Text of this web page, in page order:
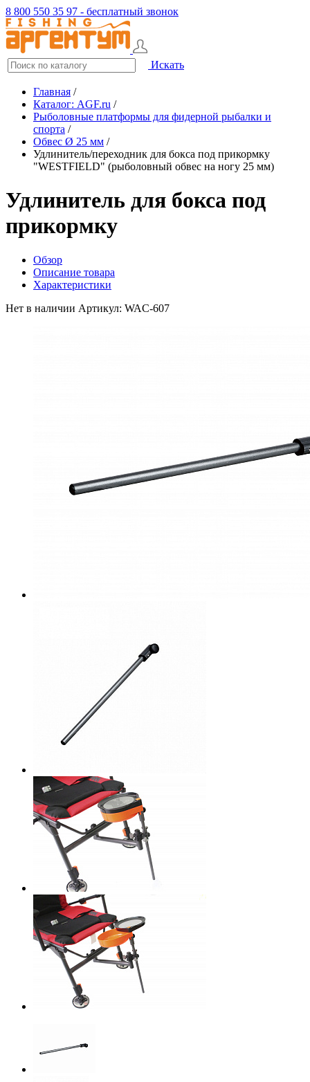
8 800 550 35 97 - бесплатный звонок
Искать
Главная /
Каталог: AGF.ru /
Рыболовные платформы для фидерной рыбалки и
спорта /
Обвес Ø 25 мм /
Удлинитель/переходник для бокса под прикормку
"WESTFIELD" (рыболовный обвес на ногу 25 мм)
Удлинитель для бокса под
прикормку
Обзор
Описание товара
Характеристики
Нет в наличии Артикул: WAC-607